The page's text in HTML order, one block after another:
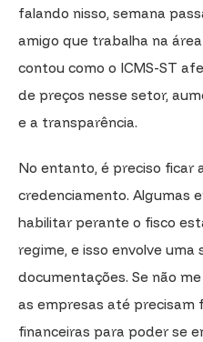
falando nisso, semana
amigo que trabalha na
contou como o ICMS-ST
de preços nesse setor,
e a transparência.
No entanto, é preciso ficar
credenciamento. Algumas
habilitar perante o fisco
regime, e isso envolve uma
documentações. Se não
as empresas até precisam
financeiras para poder se